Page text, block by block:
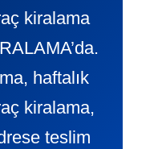
kiralama
haftalık
kiralama,
teslim